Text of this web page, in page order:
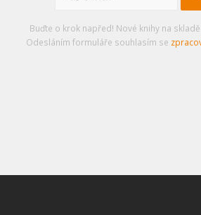
Buďte o krok napřed! Nové knihy na
Odesláním formuláře souhlasím se